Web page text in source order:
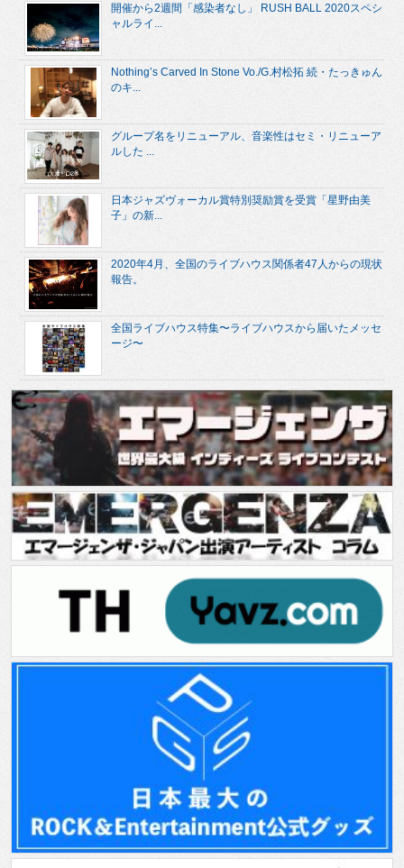
開催から2週間「感染者なし」 RUSH BALL 2020スペシ
ャルライ...
Nothing’s Carved In Stone Vo./G.村松拓 続・たっきゅん
のキ...
グループ名をリニューアル、音楽性はセミ・リニューア
ルした ...
日本ジャズヴォーカル賞特別奨励賞を受賞「星野由美
子」の新...
2020年4月、全国のライブハウス関係者47人からの現状
報告。
全国ライブハウス特集〜ライブハウスから届いたメッセ
ージ〜